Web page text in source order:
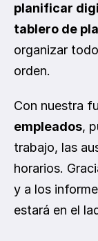
planificar
tablero de
organizar
orden.
Con nuestra
empleados,
trabajo, las
horarios.
y a los
estará en el